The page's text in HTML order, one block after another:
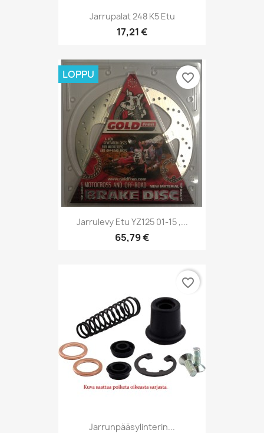
Jarrupalat 248 K5 Etu
17,21 €
Jarrulevy Etu YZ125 01-15 ,...
65,79 €
LOPPU favorite_border
Jarrunpääsylinterin...
favorite_border